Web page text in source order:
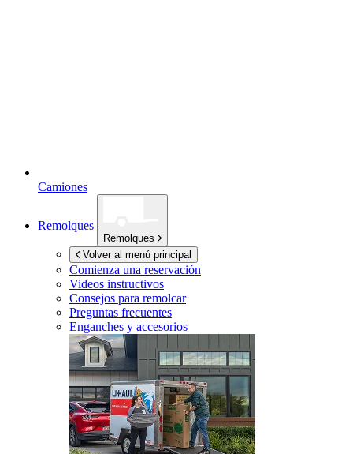
Camiones
Remolques
Remolques
Volver al menú principal
Comienza una reservación
Videos instructivos
Consejos para remolcar
Preguntas frecuentes
Enganches y accesorios